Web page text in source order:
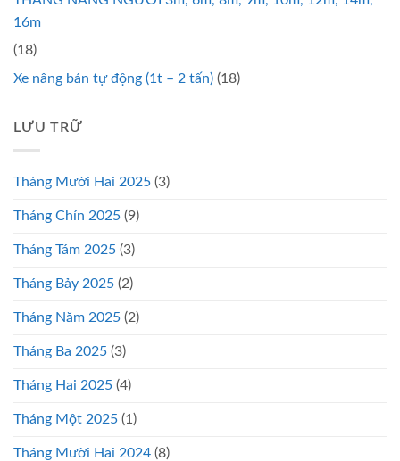
16m
(18)
Xe nâng bán tự động (1t – 2 tấn) (18)
LƯU TRỮ
Tháng Mười Hai 2025 (3)
Tháng Chín 2025 (9)
Tháng Tám 2025 (3)
Tháng Bảy 2025 (2)
Tháng Năm 2025 (2)
Tháng Ba 2025 (3)
Tháng Hai 2025 (4)
Tháng Một 2025 (1)
Tháng Mười Hai 2024 (8)